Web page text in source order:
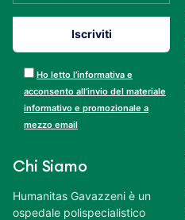
Ho letto l’informativa e
acconsento all’invio del materiale
informativo e promozionale a
mezzo email
Chi Siamo
Humanitas Gavazzeni è un
ospedale polispecialistico